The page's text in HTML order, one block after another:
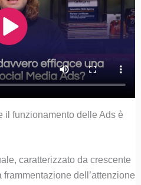
il funzionamento delle Ads è
caratterizzato da crescente
dell’attenzione